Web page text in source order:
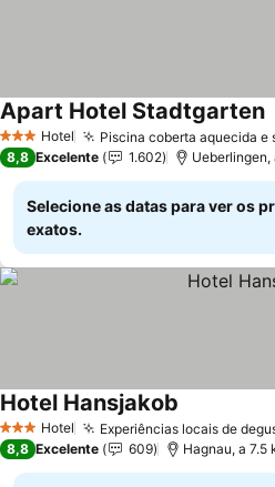
3 EstrelasHotel Piscina coberta aquecida e
Apart Hotel Stadtgarten
8,8 Excelente 1.602 Ueberlingen,
Selecione as datas para ver os
exatos.
3 EstrelasHotel Experiências locais de
Hotel Hansjakob
8,8 Excelente 609 Hagnau, a 7.5